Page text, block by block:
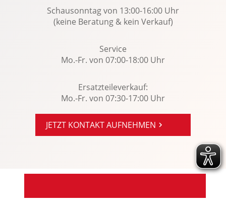
Verkehrszeichenerkennung
Wegfahrsperre
Schausonntag von 13:00-16:00 Uhr
(keine Beratung & kein Verkauf)
Service
Mo.-Fr. von 07:00-18:00 Uhr
Ersatzteileverkauf:
Mo.-Fr. von 07:30-17:00 Uhr
JETZT KONTAKT AUFNEHMEN